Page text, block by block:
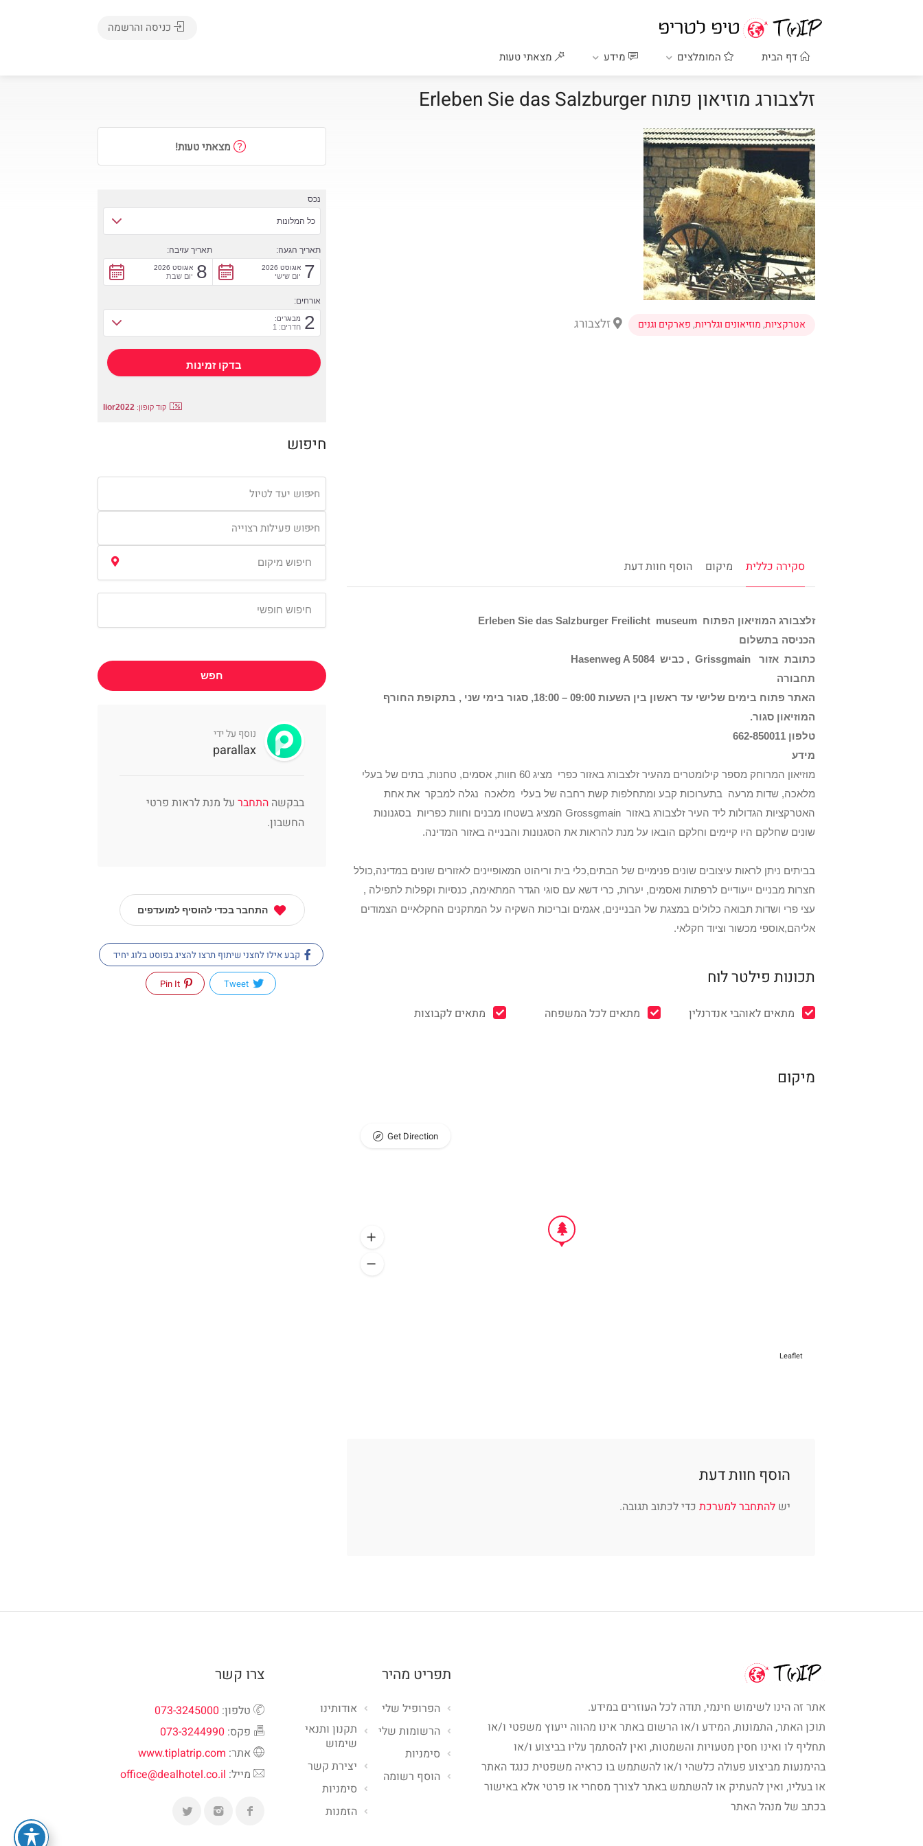
דף הבית המומלצים מידע מצאתי טעות
כניסה והרשמה
זלצבורג מוזיאון פתוח Erleben Sie das Salzburger
אטרקציות,מוזיאונים וגלריות,פארקים וגנים זלצבורג
סקירה כללית מיקום הוסף חוות דעת
זלצבורג המוזיאון הפתוח Erleben Sie das Salzburger Freilicht museum
הכניסה בתשלום
כתובת אזור
Grissgmain , כביש Hasenweg A 5084
תחבורה
האתר פתוח בימים שלישי עד ראשון בין השעות 09:00 – 18:00, סגור בימי שני , בתקופת החורף
המוזיאון סגור.
טלפון 662-850011
מידע
מוזיאון המרוחק מספר קילומטרים מהעיר זלצבורג באזור כפרי מציג 60 חוות, אסמים, טחנות, בתים של בעלי
מלאכה, שדות מרעה בתערוכות קבע ומתחלפות קשת רחבה של בעלי מלאכה נגלה למבקר את אחת
האטרקציות הגדולות ליד העיר זלצבורג באזור Grossgmain המציג בשטחו מבנים וחוות כפריות בסגנונות
שונים שחלקם היו קיימים וחלקם הובאו על מנת להראות את הסגנונות והבנייה באזור המדינה.
בביתים ניתן לראות עיצובים שונים פנימיים של הבתים,כלי בית וריהוט המאופיינים לאזורים שונים במדינה,כולל
חצרות מבניים ייעודיים לרפתות ואסמים, יערות, כרי דשא עם סוגי הגדר המתאימה, כנסיות וקפלות לתפילה ,
עצי פרי ושדות תבואה כלולים במצגת של הבניינים, אגמים ובריכות השקיה על המתקנים החקלאיים הצמודים
אליהם,אוספי מכשור וציוד חקלאי.
תכונות פילטר לוח
מתאים לאוהבי אנדרנלין מתאים לכל המשפחה מתאים לקבוצות
מיקום
Leaflet
Get Direction
הוסף חוות דעת
יש להתחבר למערכת כדי לכתוב תגובה.
מצאתי טעות!
נכס
כל המלונות
תאריך הגעה:
7 אוגוסט 2026
יום שישי
תאריך עזיבה:
8 אוגוסט 2026
יום שבת
אורחים:
2 מבוגרים:
חדרים: 1
קוד קופון: lior2022
חיפוש
חיפוש יעד לטיול
חיפוש פעילות רצוייה
חפש
נוסף על ידי
parallax
בבקשה התחבר על מנת לראות פרטי
החשבון.
התחבר בכדי להוסיף למועדפים
קבע אילו לחצני שיתוף תרצו להציג בפוסט בלוג יחיד
אתר זה הינו לשימוש חינמי, תודה לכל העוזרים במידע.
תוכן האתר, התמונות, המידע ו/או הרשום באתר אינו מהווה ייעוץ משפטי ו/או
תחליף לו ואינו חסין מטעויות והשמטות, ואין להסתמך עליו בביצוע ו/או
בהימנעות מביצוע פעולה כלשהי ו/או להשתמש בו כראיה משפטית כנגד האתר
או בעליו, ואין להעתיק או להשתמש באתר לצורך מסחרי או פרטי אלא באישור
בכתב של מנהל האתר
תפריט מהיר
אודותינו
תקנון ותנאי
שימוש
יצירת קשר
סימניות
הזמנות
הפרופיל שלי
הרשומות שלי
סימניות
הוסף רשומה
צרו קשר
טלפון: 073-3245000
פקס: 073-3244990
אתר: www.tiplatrip.com
מייל: office@dealhotel.co.il